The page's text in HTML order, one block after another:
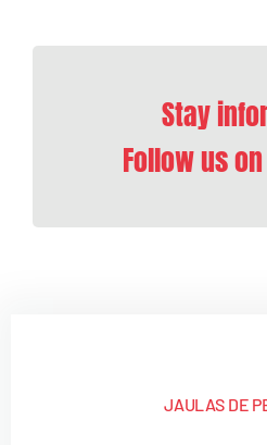
Stay
Follow us
JAULAS DE